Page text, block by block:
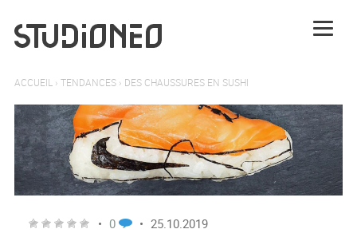
ACCUEIL › TENDANCES› DES CHAUSSURES EN SUSHI
• 0 • 25.10.2019